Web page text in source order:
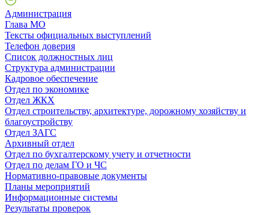
Администрация
Глава МО
Тексты официальных выступлений
Телефон доверия
Список должностных лиц
Структура администрации
Кадровое обеспечение
Отдел по экономике
Отдел ЖКХ
Отдел строительству, архитектуре, дорожному хозяйству и
благоустройству
Отдел ЗАГС
Архивный отдел
Отдел по бухгалтерскому учету и отчетности
Отдел по делам ГО и ЧС
Нормативно-правовые документы
Планы мероприятий
Информационные системы
Результаты проверок